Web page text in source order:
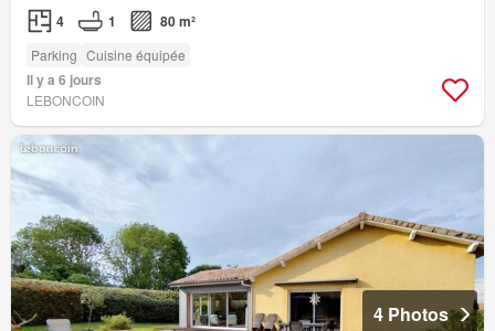
4 1 80 m²
Parking Cuisine équipée
Il y a 6 jours
LEBONCOIN
4 Photos